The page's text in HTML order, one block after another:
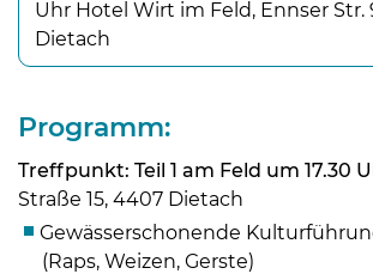
Uhr Hotel Wirt im Feld, Ennser Str.
Dietach
Programm:
Treffpunkt: Teil 1 am Feld um 17.30
Straße 15, 4407 Dietach
Gewässerschonende
(Raps, Weizen, Gerste)